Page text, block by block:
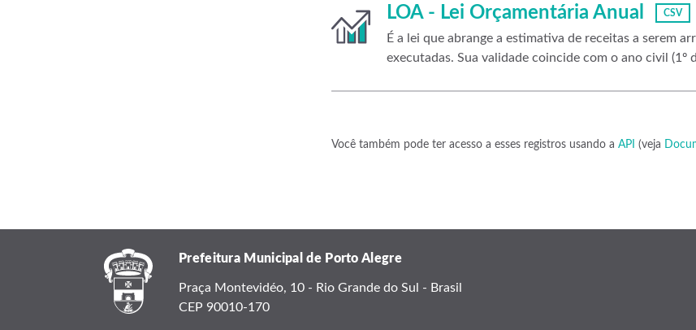
LOA - Lei Orçamentária Anual CSV
É a lei que abrange a estimativa de receitas a serem
executadas. Sua validade coincide com o ano civil (1º
Você também pode ter acesso a esses registros usando a API (veja
Prefeitura Municipal de Porto Alegre
Praça Montevidéo, 10 - Rio Grande do Sul - Brasil
CEP 90010-170